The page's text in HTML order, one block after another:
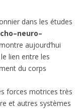
dans les études
aujourd’hui
lien entre les
du corps
forces motrices très
et autres systèmes